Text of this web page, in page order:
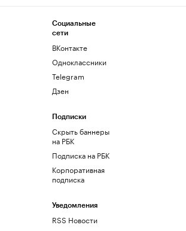
Социальные
сети
ВКонтакте
Одноклассники
Telegram
Дзен
Подписки
Скрыть баннеры
на РБК
Подписка на РБК
Корпоративная
подписка
Уведомления
RSS Новости